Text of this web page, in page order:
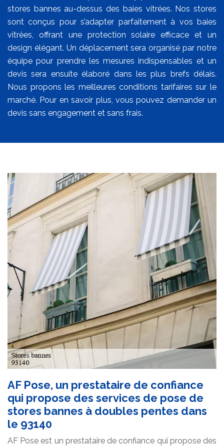
stores bannes au-dessus des baies vitrées. Nos stores
sont conçus pour s’adapter parfaitement à vos baies
vitrées, offrant une protection solaire efficace et un
design élégant. Un déplacement sera organisé par notre
équipe pour prendre les mesures indispensables et un
devis sera ensuite élaboré dans les plus brefs délais.
Nous propons les meilleures conditions tarifaires sur le
marché. Pour en savoir plus, vous pouvez demander un
devis sans engagement et sans frais.
AF Pose, un prestataire de confiance
qui propose des services de pose de
stores bannes à doubles pentes dans
le 93140
AF Pose est un prestataire de confiance qui propose des